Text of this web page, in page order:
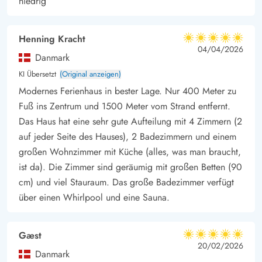
Henning Kracht
Danmark
KI Übersetzt (Original anzeigen)
5 von 5
5 von 5
5 out of 5
04/04/2026
Modernes Ferienhaus in bester Lage. Nur 400 Meter zu
Fuß ins Zentrum und 1500 Meter vom Strand entfernt.
Das Haus hat eine sehr gute Aufteilung mit 4 Zimmern (2
auf jeder Seite des Hauses), 2 Badezimmern und einem
großen Wohnzimmer mit Küche (alles, was man braucht,
ist da). Die Zimmer sind geräumig mit großen Betten (90
cm) und viel Stauraum. Das große Badezimmer verfügt
über einen Whirlpool und eine Sauna.
Gæst
Danmark
5 von 5
5 von 5
5 out of 5
20/02/2026